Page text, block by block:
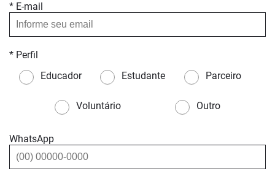
* E-mail
* Perfil
Educador
Estudante Parceiro
Voluntário Outro
WhatsApp